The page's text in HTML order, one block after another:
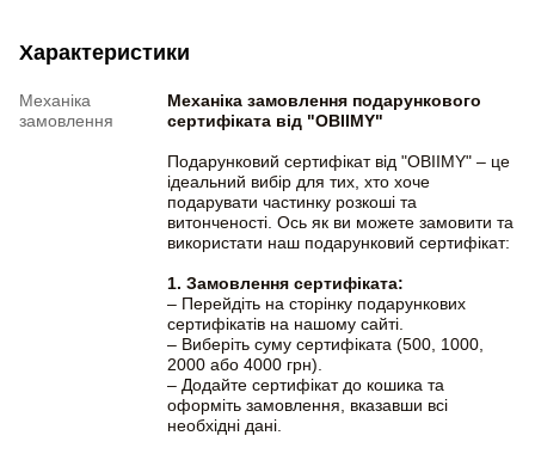
Характеристики
Механіка
замовлення
Механіка замовлення подарункового
сертифіката від "OBIIMY"
Подарунковий сертифікат від "OBIIMY" – це
ідеальний вибір для тих, хто хоче
подарувати частинку розкоші та
витонченості. Ось як ви можете замовити та
використати наш подарунковий сертифікат:
1. Замовлення сертифіката:
– Перейдіть на сторінку подарункових
сертифікатів на нашому сайті.
– Виберіть суму сертифіката (500, 1000,
2000 або 4000 грн).
– Додайте сертифікат до кошика та
оформіть замовлення, вказавши всі
необхідні дані.